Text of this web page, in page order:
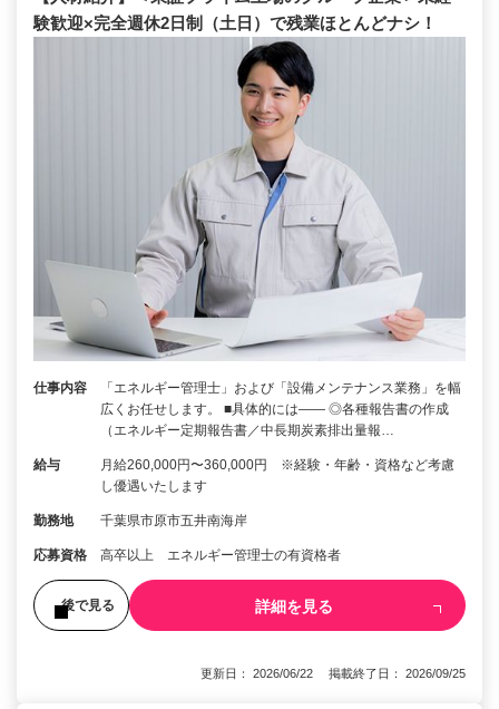
験歓迎×完全週休2日制（土日）で残業ほとんどナシ！
仕事内容
「エネルギー管理士」および「設備メンテナンス業務」を幅
広くお任せします。 ■具体的には―― ◎各種報告書の作成
（エネルギー定期報告書／中長期炭素排出量報…
給与
月給260,000円〜360,000円 ※経験・年齢・資格など考慮
し優遇いたします
勤務地 千葉県市原市五井南海岸
応募資格 高卒以上 エネルギー管理士の有資格者
後で見る 詳細を見る
更新日： 2026/06/22 掲載終了日： 2026/09/25